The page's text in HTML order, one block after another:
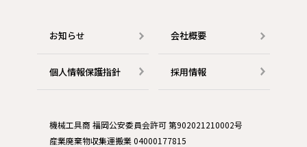
お知らせ 会社概要
個人情報保護指針 採用情報
機械工具商 福岡公安委員会許可 第902021210002号
産業廃棄物収集運搬業 04000177815